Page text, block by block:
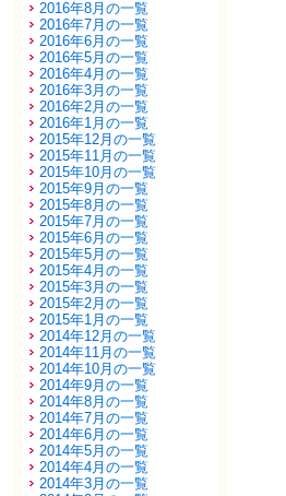
2016年8月の一覧
2016年7月の一覧
2016年6月の一覧
2016年5月の一覧
2016年4月の一覧
2016年3月の一覧
2016年2月の一覧
2016年1月の一覧
2015年12月の一覧
2015年11月の一覧
2015年10月の一覧
2015年9月の一覧
2015年8月の一覧
2015年7月の一覧
2015年6月の一覧
2015年5月の一覧
2015年4月の一覧
2015年3月の一覧
2015年2月の一覧
2015年1月の一覧
2014年12月の一覧
2014年11月の一覧
2014年10月の一覧
2014年9月の一覧
2014年8月の一覧
2014年7月の一覧
2014年6月の一覧
2014年5月の一覧
2014年4月の一覧
2014年3月の一覧